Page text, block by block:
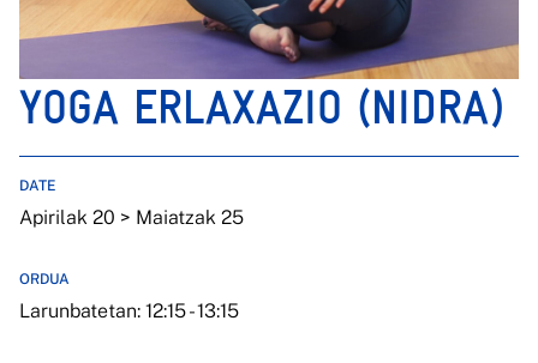
YOGA ERLAXAZIO (NIDRA)
DATE
Apirilak 20 > Maiatzak 25
ORDUA
Larunbatetan: 12:15 - 13:15